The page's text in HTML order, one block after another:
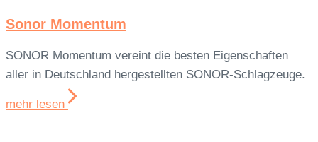
Sonor Momentum
SONOR Momentum vereint die besten Eigenschaften
aller in Deutschland hergestellten SONOR-Schlagzeuge.
mehr lesen